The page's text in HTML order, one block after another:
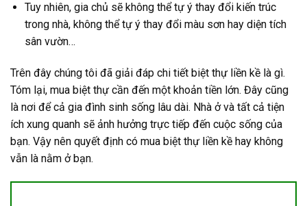
Tuy nhiên, gia chủ sẽ không thể tự ý thay đổi kiến trúc
trong nhà, không thể tự ý thay đổi màu sơn hay diện tích
sân vườn…
Trên đây chúng tôi đã giải đáp chi tiết biệt thự liền kề là gì.
Tóm lại, mua biệt thự cần đến một khoản tiền lớn. Đây cũng
là nơi để cả gia đình sinh sống lâu dài. Nhà ở và tất cả tiện
ích xung quanh sẽ ảnh hưởng trực tiếp đến cuộc sống của
bạn. Vậy nên quyết định có mua biệt thự liền kề hay không
vẫn là nằm ở bạn.